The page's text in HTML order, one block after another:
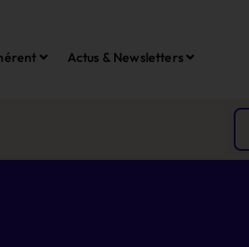
Actus & Newsletters